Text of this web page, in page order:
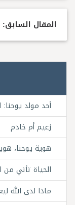
المقال السابق:
أحد مولد يوحنا:
زعيم أم خادم
هوية يوحنا،
الحياة تأتي من
ماذا لدى الله